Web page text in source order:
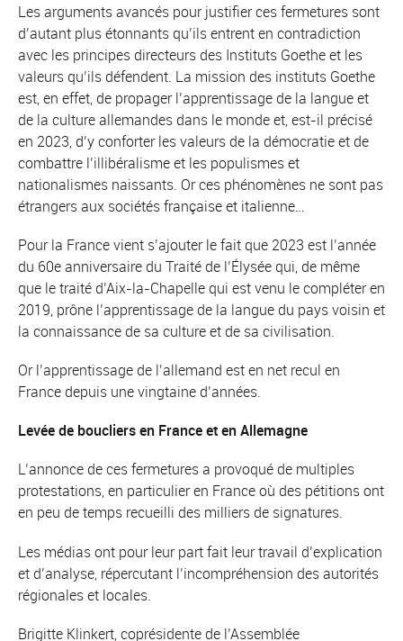
Les arguments avancés pour justifier ces fermetures sont
d’autant plus étonnants qu’ils entrent en contradiction
avec les principes directeurs des Instituts Goethe et les
valeurs qu’ils défendent. La mission des instituts Goethe
est, en effet, de propager l’apprentissage de la langue et
de la culture allemandes dans le monde et, est-il précisé
en 2023, d’y conforter les valeurs de la démocratie et de
combattre l’illibéralisme et les populismes et
nationalismes naissants. Or ces phénomènes ne sont pas
étrangers aux sociétés française et italienne…
Pour la France vient s’ajouter le fait que 2023 est l’année
du 60e anniversaire du Traité de l’Élysée qui, de même
que le traité d’Aix-la-Chapelle qui est venu le compléter en
2019, prône l’apprentissage de la langue du pays voisin et
la connaissance de sa culture et de sa civilisation.
Or l’apprentissage de l’allemand est en net recul en
France depuis une vingtaine d’années.
Levée de boucliers en France et en Allemagne
L’annonce de ces fermetures a provoqué de multiples
protestations, en particulier en France où des pétitions ont
en peu de temps recueilli des milliers de signatures.
Les médias ont pour leur part fait leur travail d’explication
et d’analyse, répercutant l’incompréhension des autorités
régionales et locales.
Brigitte Klinkert, coprésidente de l’Assemblée